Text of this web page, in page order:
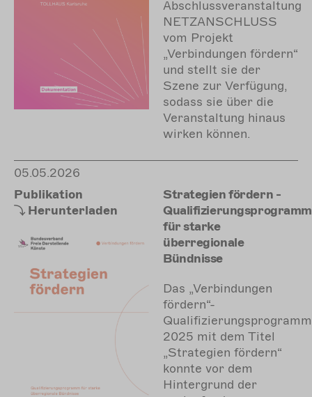
Abschlussveranstaltung
NETZANSCHLUSS
vom Projekt
„Verbindungen fördern“
und stellt sie der
Szene zur Verfügung,
sodass sie über die
Veranstaltung hinaus
wirken können.
05.05.2026
Publikation
Herunterladen
Strategien fördern -
Qualifizierungsprogramm
für starke
überregionale
Bündnisse
Das „Verbindungen
fördern“-
Qualifizierungsprogramm
2025 mit dem Titel
„Strategien fördern“
konnte vor dem
Hintergrund der